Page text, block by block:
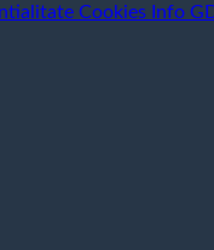
Cookies Info